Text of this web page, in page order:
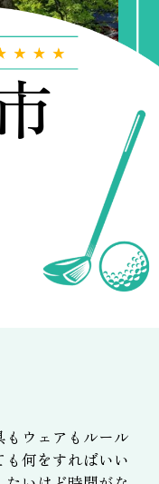
もウェアもルール
何をすればいい